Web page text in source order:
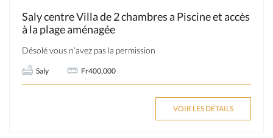
Saly centre Villa de 2 chambres a Piscine et accès
à la plage aménagée
Désolé vous n’avez pas la permission
Saly Fr400,000
VOIR LES DÉTAILS